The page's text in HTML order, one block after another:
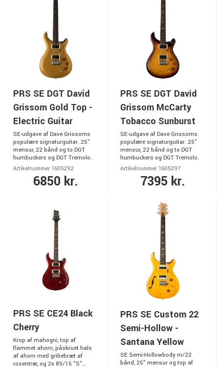
PRS SE DGT David
Grissom Gold Top -
Electric Guitar
SE-udgave af Dave Grissoms
populære signaturguitar. 25"
mensur, 22 bånd og to DGT
humbuckers og DGT Tremolo.
Artikelnummer 1605292
6850 kr.
PRS SE DGT David
Grissom McCarty
Tobacco Sunburst
SE-udgave af Dave Grissoms
populære signaturguitar. 25"
mensur, 22 bånd og to DGT
humbuckers og DGT Tremolo.
Artikelnummer 1605297
7395 kr.
PRS SE CE24 Black
Cherry
Krop af mahogni, top af
flammet ahorn, påskruet hals
af ahorn med gribebræt af
rosentræ, og 2x 85/15 "S"...
PRS SE Custom 22
Semi-Hollow -
Santana Yellow
SE Semi-Hollowbody m/22
bånd, 25" mensur og top af